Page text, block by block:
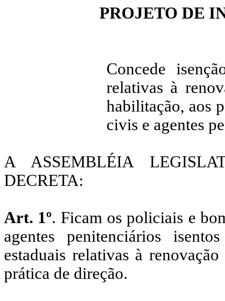
PROJETO DE
Concede
relativas à
habilitação, aos
civis e agentes
A ASSEMBLÉIA
DECRETA:
Art. 1º. Ficam os policiais e
agentes penitenciários
estaduais relativas à
prática de direção.